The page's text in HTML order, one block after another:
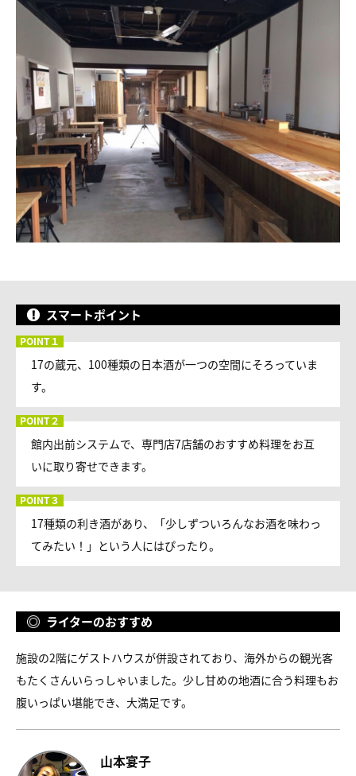
スマートポイント
17の蔵元、100種類の日本酒が一つの空間にそろっていま
す。
館内出前システムで、専門店7店舗のおすすめ料理をお互
いに取り寄せできます。
17種類の利き酒があり、「少しずついろんなお酒を味わっ
てみたい！」という人にはぴったり。
ライターのおすすめ
施設の2階にゲストハウスが併設されており、海外からの観光客
もたくさんいらっしゃいました。少し甘めの地酒に合う料理もお
腹いっぱい堪能でき、大満足です。
山本宴子